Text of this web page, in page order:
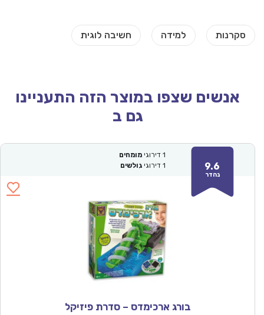
אנשים שצפו במוצר הזה התעניינו
גם ב
9.6
נהדר
1 דירוגי מומחים
1 דירוגי גולשים
בורג ארכימדס – סדרת פיזיקל